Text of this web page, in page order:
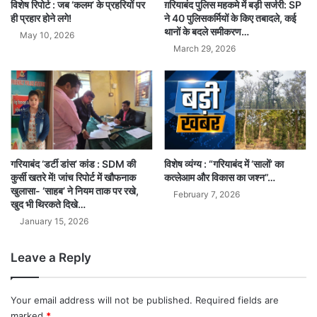
विशेष रिपोर्ट : जब ‘कलम’ के प्रहरियों पर
ही प्रहार होने लगे!
May 10, 2026
ग़रियाबंद पुलिस महकमे में बड़ी सर्जरी: SP
ने 40 पुलिसकर्मियों के किए तबादले, कई
थानों के बदले समीकरण…
March 29, 2026
गरियाबंद ‘डर्टी डांस’ कांड : SDM की
कुर्सी खतरे में! जांच रिपोर्ट में खौफनाक
खुलासा- ‘साहब’ ने नियम ताक पर रखे,
खुद भी थिरकते दिखे…
January 15, 2026
विशेष व्यंग्य : “गरियाबंद में ‘सालों’ का
कत्लेआम और विकास का जश्न”…
February 7, 2026
Leave a Reply
Your email address will not be published. Required fields are